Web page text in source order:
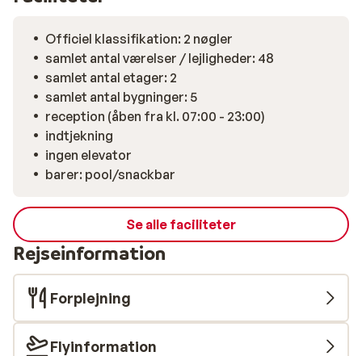
Officiel klassifikation: 2 nøgler
samlet antal værelser / lejligheder: 48
samlet antal etager: 2
samlet antal bygninger: 5
reception (åben fra kl. 07:00 - 23:00)
indtjekning
ingen elevator
barer: pool/snackbar
Se alle faciliteter
Rejseinformation
Forplejning
Flyinformation